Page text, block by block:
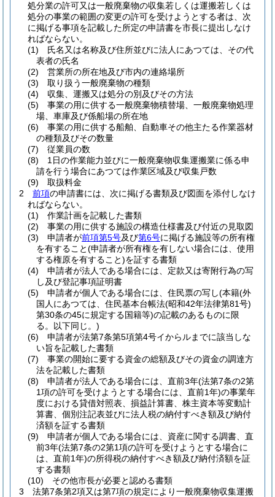
処分業の許可又は一般廃棄物の収集若しくは運搬若しくは
処分の事業の範囲の変更の許可を受けようとする者は、次
に掲げる事項を記載した所定の申請書を市長に提出しなけ
ればならない。
(1)
氏名又は名称及び住所並びに法人にあつては、その代
表者の氏名
(2)
営業所の所在地及び市内の連絡場所
(3)
取り扱う一般廃棄物の種類
(4)
収集、運搬又は処分の別及びその方法
(5)
事業の用に供する一般廃棄物積替場、一般廃棄物処理
場、車庫及び係船場の所在地
(6)
事業の用に供する船舶、自動車その他主たる作業器材
の種類及びその数量
(7)
従業員の数
(8)
1日の作業能力並びに一般廃棄物収集運搬業に係る申
請を行う場合にあつては作業区域及び収集戸数
(9)
取扱料金
2
前項の申請書には、次に掲げる書類及び図面を添付しなけ
ればならない。
(1)
作業計画を記載した書類
(2)
事業の用に供する施設の構造仕様書及び付近の見取図
(3)
申請者が前項第5号及び第6号に掲げる施設等の所有権
を有すること(申請者が所有権を有しない場合には、使用
する権原を有すること)を証する書類
(4)
申請者が法人である場合には、定款又は寄附行為の写
し及び登記事項証明書
(5)
申請者が個人である場合には、住民票の写し(本籍(外
国人にあつては、住民基本台帳法(昭和42年法律第81号)
第30条の45に規定する国籍等)の記載のあるものに限
る。以下同じ。)
(6)
申請者が法第7条第5項第4号イからルまでに該当しな
い旨を記載した書類
(7)
事業の開始に要する資金の総額及びその資金の調達方
法を記載した書類
(8)
申請者が法人である場合には、直前3年(法第7条の2第
1項の許可を受けようとする場合には、直前1年)の事業年
度における貸借対照表、損益計算書、株主資本等変動計
算書、個別注記表並びに法人税の納付すべき額及び納付
済額を証する書類
(9)
申請者が個人である場合には、資産に関する調書、直
前3年(法第7条の2第1項の許可を受けようとする場合に
は、直前1年)の所得税の納付すべき額及び納付済額を証
する書類
(10)
その他市長が必要と認める書類
3
法第7条第2項又は第7項の規定により一般廃棄物収集運搬